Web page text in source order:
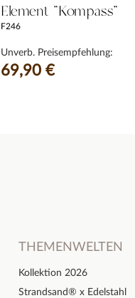
Element "Kompass"
F246
Unverb. Preisempfehlung:
69,90 €
THEMENWELTEN
Kollektion 2026
Strandsand® x Edelstahl